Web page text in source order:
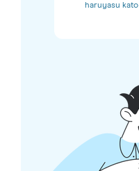
haruyasu kato